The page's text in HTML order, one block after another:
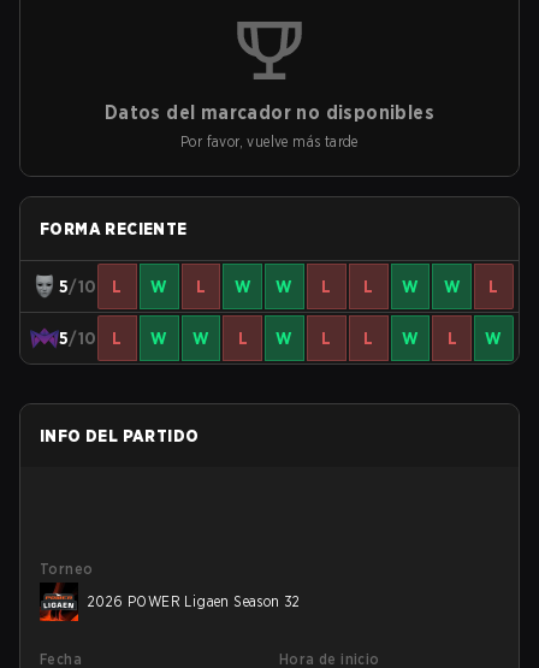
Datos del marcador no disponibles
Por favor, vuelve más tarde
FORMA RECIENTE
5/10 L W L W W L L W W L
5/10 L W W L W L L W L W
INFO DEL PARTIDO
Torneo
2026 POWER Ligaen Season 32
Fecha
Hora de inicio